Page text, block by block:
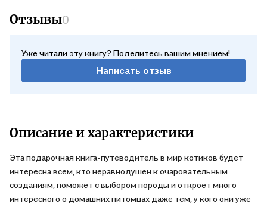
Отзывы0
Уже читали эту книгу? Поделитесь вашим мнением!
Написать отзыв
Описание и характеристики
Эта подарочная книга-путеводитель в мир котиков будет
интересна всем, кто неравнодушен к очаровательным
созданиям, поможет с выбором породы и откроет много
интересного о домашних питомцах даже тем, у кого они уже